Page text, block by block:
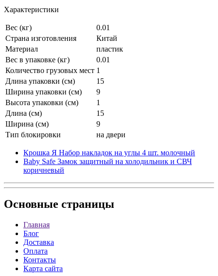
Характеристики
Вес (кг)
0.01
Страна изготовления
Китай
Материал
пластик
Вес в упаковке (кг)
0.01
Количество грузовых мест 1
Длина упаковки (см)
15
Ширина упаковки (см)
9
Высота упаковки (см)
1
Длина (см)
15
Ширина (см)
9
Тип блокировки
на двери
Крошка Я Набор накладок на углы 4 шт. молочный
Baby Safe Замок защитный на холодильник и СВЧ
коричневый
Основные страницы
Главная
Блог
Доставка
Оплата
Контакты
Карта сайта